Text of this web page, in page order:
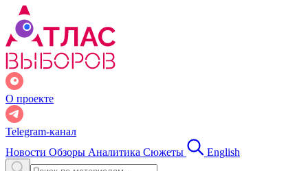
О проекте
Telegram-канал
Новости Обзоры Аналитика Сюжеты English